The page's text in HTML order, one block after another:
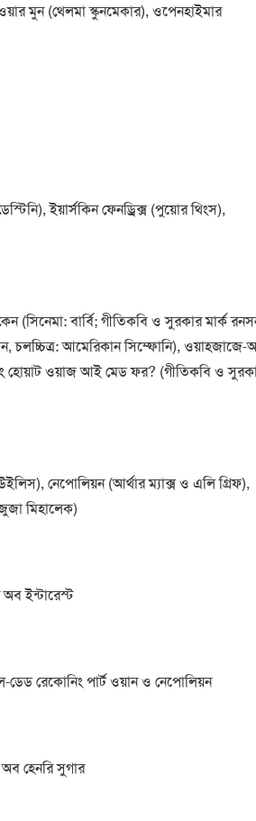
মুন (থেলমা স্কুনমেকার), ওপেনহাইমার
ইয়ার্সকিন ফেনড্রিক্স (পুয়োর থিংস),
(সিনেমা: বার্বি; গীতিকবি ও সুরকার মার্ক
চলচ্চিত্র: আমেরিকান সিম্ফোনি), ওয়াহজাজে-
হোয়াট ওয়াজ আই মেড ফর? (গীতিকবি ও
নেপোলিয়ন (আর্থার ম্যাক্স ও এলি গ্রিফ),
মিহালেক)
ইন্টারেস্ট
ডেড রেকোনিং পার্ট ওয়ান ও নেপোলিয়ন
হেনরি সুগার